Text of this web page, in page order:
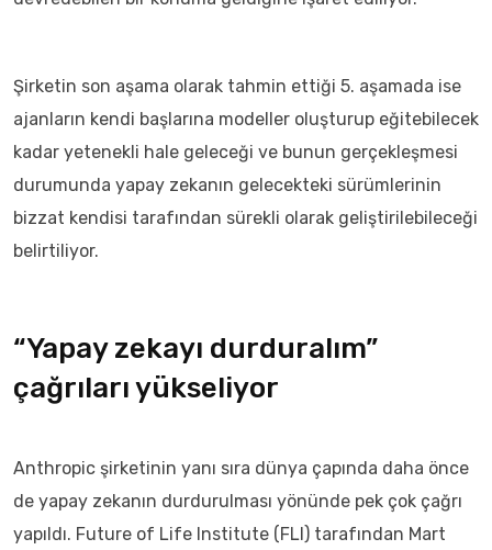
Şirketin son aşama olarak tahmin ettiği 5. aşamada ise
ajanların kendi başlarına modeller oluşturup eğitebilecek
kadar yetenekli hale geleceği ve bunun gerçekleşmesi
durumunda yapay zekanın gelecekteki sürümlerinin
bizzat kendisi tarafından sürekli olarak geliştirilebileceği
belirtiliyor.
“Yapay zekayı durduralım”
çağrıları yükseliyor
Anthropic şirketinin yanı sıra dünya çapında daha önce
de yapay zekanın durdurulması yönünde pek çok çağrı
yapıldı. Future of Life Institute (FLI) tarafından Mart